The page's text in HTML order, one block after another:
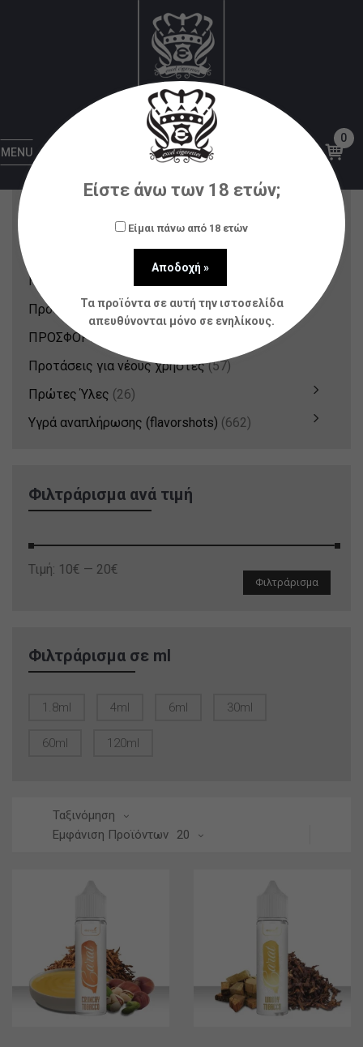
MENU
0
OMERTA
Αρχική OMERTA
Κατηγορίες Προϊόντων
Nicotine Pouches & Strips (12)
Ηλεκτρονικά Τσιγάρα
Πρόσφατα Προϊόντα (214)
ΠΡΟΣΦΟΡΕΣ
Προτάσεις για νέους χρήστες (57)
Πρώτες Ύλες (26)
Υγρά αναπλήρωσης (flavorshots) (662)
Φιλτράρισμα ανά τιμή
Ελάχιστη
Μέγιστη
Φιλτράρισμα
Τιμή: 10€ — 20€
Φιλτράρισμα σε ml
1.8ml 4ml 6ml 30ml
60ml 120ml
Ταξινόμηση
Εμφάνιση Προϊόντων
20
Είστε άνω των 18 ετών;
Είμαι πάνω από 18 ετών
Τα προϊόντα σε αυτή την ιστοσελίδα
απευθύνονται μόνο σε ενηλίκους.